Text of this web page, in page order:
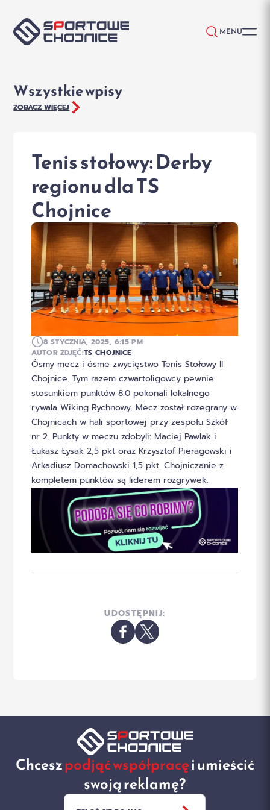
MENU
Wszystkie wpisy
ZOBACZ WIĘCEJ
Tenis stołowy: Derby
regionu dla TS
Chojnice
8 STYCZNIA, 2025, 6:15 PM
AUTOR ZDJĘĆ:TS CHOJNICE
Ósmy mecz i ósme zwycięstwo Tenis Stołowy II
Chojnice. Tym razem czwartoligowcy pewnie
stosunkiem punktów 8:0 pokonali lokalnego
rywala Wiking Rychnowy. Mecz został rozegrany w
Chojnicach w hali sportowej przy zespołu Szkół
nr 2. Punkty w meczu zdobyli: Maciej Pawlak i
Łukasz Łysak 2,5 pkt oraz Krzysztof Pieragowski i
Arkadiusz Domachowski 1,5 pkt. Chojniczanie z
kompletem punktów są liderem rozgrywek.
UDOSTĘPNIJ:
Chceszpodjąć współpracęi umieścić
swoją reklamę?